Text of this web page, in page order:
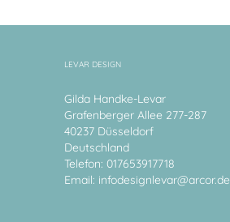
LEVAR DESIGN
Gilda Handke-Levar
Grafenberger Allee 277-287
40237 Düsseldorf
Deutschland
Telefon: 017653917718
Email: infodesignlevar@arcor.de